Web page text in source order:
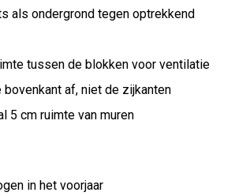
als ondergrond tegen optrekkend
tussen de blokken voor ventilatie
bovenkant af, niet de zijkanten
5 cm ruimte van muren
in het voorjaar